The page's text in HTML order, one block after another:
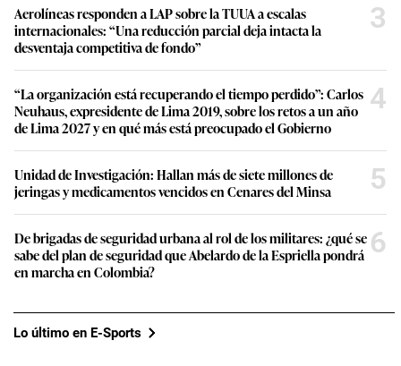
Aerolíneas responden a LAP sobre la TUUA a escalas
internacionales: “Una reducción parcial deja intacta la
desventaja competitiva de fondo”
3
“La organización está recuperando el tiempo perdido”: Carlos
Neuhaus, expresidente de Lima 2019, sobre los retos a un año
de Lima 2027 y en qué más está preocupado el Gobierno
4
Unidad de Investigación: Hallan más de siete millones de
jeringas y medicamentos vencidos en Cenares del Minsa
5
De brigadas de seguridad urbana al rol de los militares: ¿qué se
sabe del plan de seguridad que Abelardo de la Espriella pondrá
en marcha en Colombia?
6
Lo último en E-Sports